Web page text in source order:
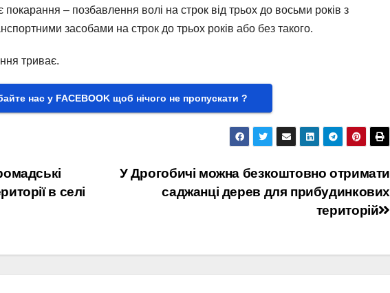
покарання – позбавлення волі на строк від трьох до восьми років з
засобами на строк до трьох років або без такого.
триває.
нас у FACEBOOK щоб нічого не пропускати ?
У Дрогобичі можна безкоштовно отримати
саджанці дерев для прибудинкових
територій
в селі